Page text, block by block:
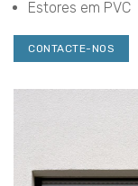
Estores em PVC
CONTACTE-NOS